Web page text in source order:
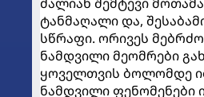
ტანმაღალი და,
სწრაფი. ორივეს
ნამდვილი მეომრები
ყოველთვის ბოლომდე
ნამდვილი ფენომენები